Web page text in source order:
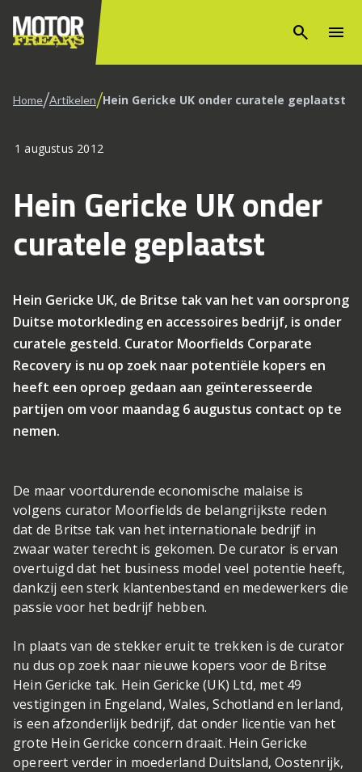
search menu
Home/Artikelen/Hein Gericke UK onder curatele geplaatst
1 augustus 2012
Hein Gericke UK onder
curatele geplaatst
Hein Gericke UK, de Britse tak van het van oorsprong
Duitse motorkleding en accessoires bedrijf, is onder
curatele gesteld. Curator Moorfields Corparate
Recovery is nu op zoek naar potentiële kopers en
heeft een oproep gedaan aan geïnteresseerde
partijen om voor maandag 6 augustus contact op te
nemen.
De maar voortdurende economische malaise is
volgens curator Moorfields de belangrijkste reden
dat de Britse tak van het internationale bedrijf in
zwaar water terecht is gekomen. De curator is ervan
overtuigd dat het business model veel potentie heeft,
dankzij een sterk klantenbestand en medewerkers die
passie voor het bedrijf hebben.
In plaats van de stekker eruit te trekken is de curator
nu dus op zoek naar nieuwe kopers voor de Britse
Hein Gericke tak. Hein Gericke (UK) Ltd, met 49
vestigingen in Engeland, Wales, Schotland en Ierland,
is een afzonderlijk bedrijf, dat onder licentie van het
grote Hein Gericke concern draait. Hein Gericke
opereert verder in moederland Duitsland, Oostenrijk,